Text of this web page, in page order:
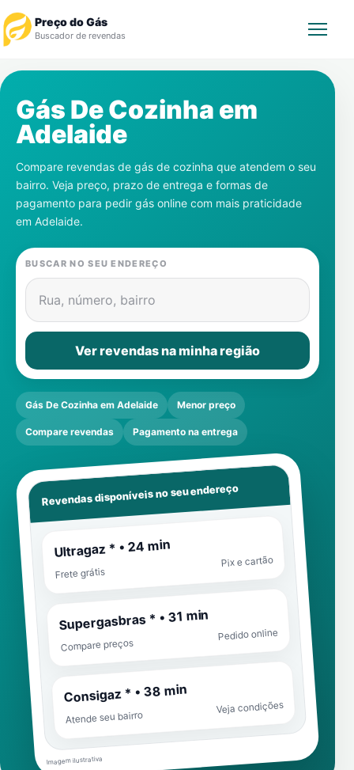
Preço do Gás
Buscador de revendas
Revendedor
Notícias
Cadastre-se
Gás
Contatos
Gás De Cozinha em
Adelaide
Compare revendas de gás de cozinha que atendem o seu
bairro. Veja preço, prazo de entrega e formas de
pagamento para pedir gás online com mais praticidade
em Adelaide.
BUSCAR NO SEU ENDEREÇO
Rua, número, bairro
Ver revendas na minha região
Gás De Cozinha em Adelaide Menor preço
Compare revendas Pagamento na entrega
Revendas disponíveis no seu endereço
Ultragaz * • 24 min
Frete grátis
Pix e cartão
Supergasbras * • 31 min
Compare preços
Pedido online
Consigaz * • 38 min
Atende seu bairro
Veja condições
Imagem ilustrativa